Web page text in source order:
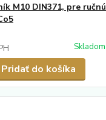
M10 DIN371, pre ručnú
Skladom
Pridať do košíka